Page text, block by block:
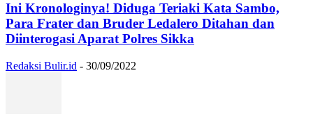
Ini Kronologinya! Diduga Teriaki Kata Sambo,
Para Frater dan Bruder Ledalero Ditahan dan
Diinterogasi Aparat Polres Sikka
Redaksi Bulir.id - 30/09/2022